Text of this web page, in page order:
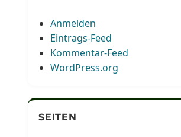
Anmelden
Eintrags-Feed
Kommentar-Feed
WordPress.org
SEITEN